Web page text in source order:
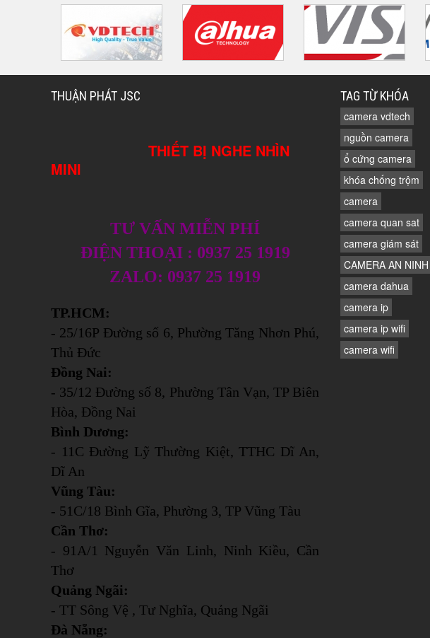
THUẬN PHÁT JSC
THIẾT BỊ NGHE NHÌN
MINI
TƯ VẤN MIỄN PHÍ
ĐIỆN THOẠI : 0937 25 1919
ZALO: 0937 25 1919
TP.HCM:
- 25/16P Đường số 6, Phường Tăng Nhơn Phú,
Thủ Đức
Đồng Nai:
- 35/12 Đường số 8, Phường Tân Vạn, TP Biên
Hòa, Đồng Nai
Bình Dương:
- 11C Đường Lỹ Thường Kiệt, TTHC Dĩ An,
Dĩ An
Vũng Tàu:
- 51C/18 Bình Gĩa, Phường 3, TP Vũng Tàu
Cần Thơ:
- 91A/1 Nguyễn Văn Linh, Ninh Kiều, Cần
Thơ
Quảng Ngãi:
- TT Sông Vệ , Tư Nghĩa, Quảng Ngãi
Đà Nẵng:
TAG TỪ KHÓA
camera vdtech
nguồn camera
ổ cứng camera
khóa chống trộm
camera
camera quan sat
camera giám sát
CAMERA AN NINH
camera dahua
camera ip
camera ip wifi
camera wifi